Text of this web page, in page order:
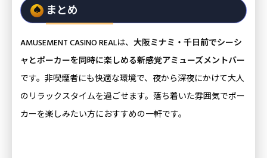
まとめ
AMUSEMENT CASINO REALは、 大阪ミナミ・千日前でシーシ
ャとポーカーを同時に楽しめる新感覚アミューズメントバー
です。非喫煙者にも快適な環境で、夜から深夜にかけて大人
のリラックスタイムを過ごせます。落ち着いた雰囲気でポー
カーを楽しみたい方におすすめの一軒です。